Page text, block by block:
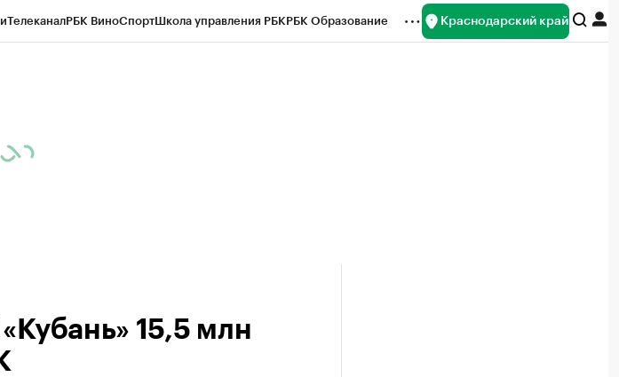
ТелеканалРБК ВиноСпортШкола управления РБКРБК Образование Краснодарский край
15,5 млн